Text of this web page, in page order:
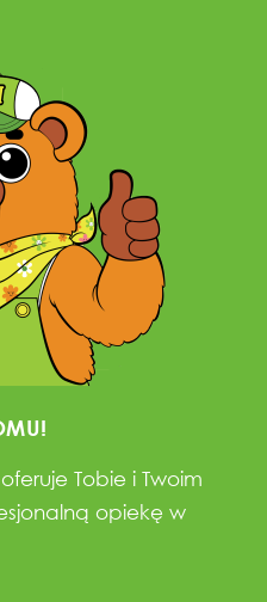
Tobie i Twoim
opiekę w